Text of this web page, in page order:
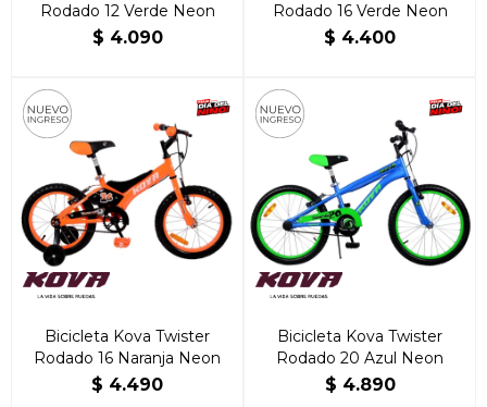
Rodado 12 Verde Neon
$ 4.090
Rodado 16 Verde Neon
$ 4.400
Bicicleta Kova Twister
Rodado 16 Naranja Neon
$ 4.490
Bicicleta Kova Twister
Rodado 20 Azul Neon
$ 4.890